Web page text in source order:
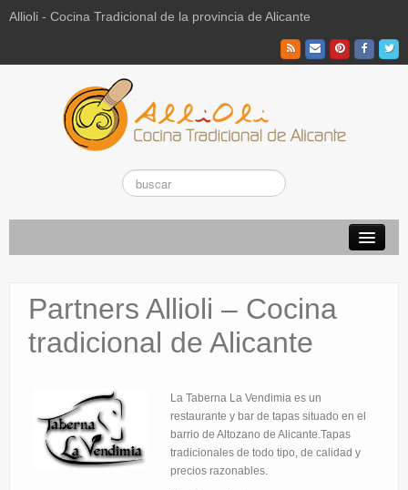
Allioli - Cocina Tradicional de la provincia de Alicante
Vuestras recetas de hoy
El Campo
Eventos
Partners
Partners Allioli – Cocina
tradicional de Alicante
La Taberna La Vendimia es un
restaurante y bar de tapas situado en el
barrio de Altozano de Alicante.Tapas
tradicionales de todo tipo, de calidad y
precios razonables.